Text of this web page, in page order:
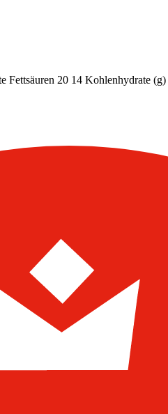
Fettsäuren 20 14 Kohlenhydrate (g)